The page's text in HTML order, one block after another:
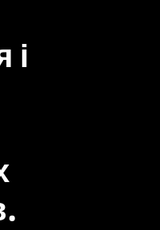
і